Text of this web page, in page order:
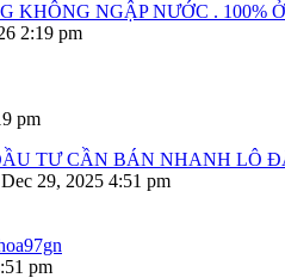
KHÔNG NGẬP NƯỚC .
2:19 pm
pm
TƯ CẦN BÁN NHANH LÔ
29, 2025 4:51 pm
pm